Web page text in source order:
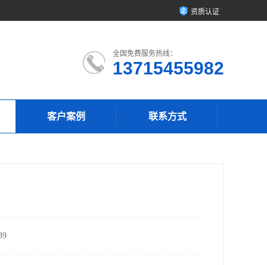
资质认证
全国免费服务热线：
13715455982
客户案例 联系方式